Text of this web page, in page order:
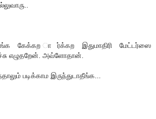
கேக்கற ார்க்கற இதுமாதிரி மேட்டர்ஸை
எழுதறேன். அவ்ளோதான்.
படிக்காம இருந்துடாதீங்க...